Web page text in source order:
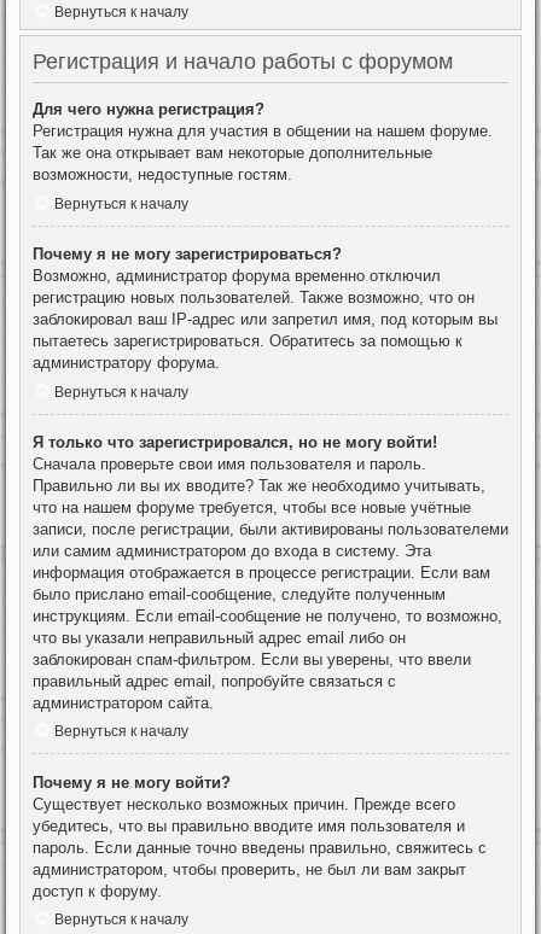
Вернуться к началу
Регистрация и начало работы с форумом
Для чего нужна регистрация?
Регистрация нужна для участия в общении на нашем форуме.
Так же она открывает вам некоторые дополнительные
возможности, недоступные гостям.
Вернуться к началу
Почему я не могу зарегистрироваться?
Возможно, администратор форума временно отключил
регистрацию новых пользователей. Также возможно, что он
заблокировал ваш IP-адрес или запретил имя, под которым вы
пытаетесь зарегистрироваться. Обратитесь за помощью к
администратору форума.
Вернуться к началу
Я только что зарегистрировался, но не могу войти!
Сначала проверьте свои имя пользователя и пароль.
Правильно ли вы их вводите? Так же необходимо учитывать,
что на нашем форуме требуется, чтобы все новые учётные
записи, после регистрации, были активированы пользователеми
или самим администратором до входа в систему. Эта
информация отображается в процессе регистрации. Если вам
было прислано email-сообщение, следуйте полученным
инструкциям. Если email-сообщение не получено, то возможно,
что вы указали неправильный адрес email либо он
заблокирован спам-фильтром. Если вы уверены, что ввели
правильный адрес email, попробуйте связаться с
администратором сайта.
Вернуться к началу
Почему я не могу войти?
Существует несколько возможных причин. Прежде всего
убедитесь, что вы правильно вводите имя пользователя и
пароль. Если данные точно введены правильно, свяжитесь с
администратором, чтобы проверить, не был ли вам закрыт
доступ к форуму.
Вернуться к началу